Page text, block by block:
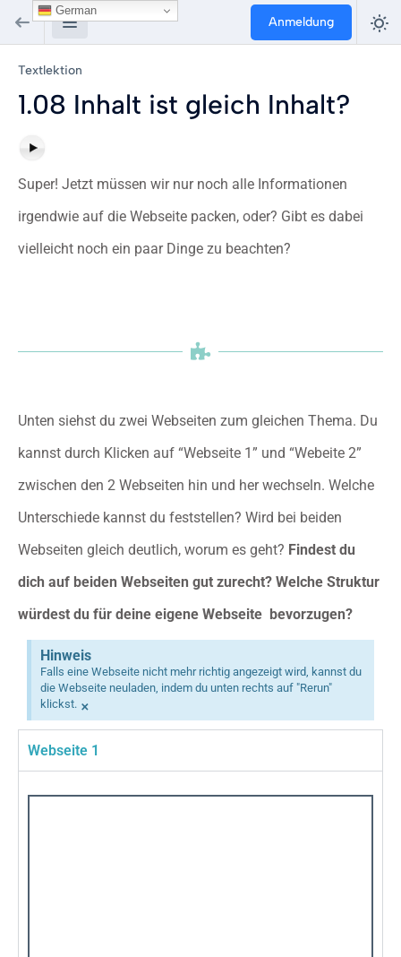
Anmeldung
Textlektion
1.08 Inhalt ist gleich Inhalt?
Super! Jetzt müssen wir nur noch alle Informationen
irgendwie auf die Webseite packen, oder? Gibt es dabei
vielleicht noch ein paar Dinge zu beachten?
Unten siehst du zwei Webseiten zum gleichen Thema. Du
kannst durch Klicken auf “Webseite 1” und “Webeite 2”
zwischen den 2 Webseiten hin und her wechseln. Welche
Unterschiede kannst du feststellen? Wird bei beiden
Webseiten gleich deutlich, worum es geht? Findest du
dich auf beiden Webseiten gut zurecht? Welche Struktur
würdest du für deine eigene Webseite bevorzugen?
Hinweis
Falls eine Webseite nicht mehr richtig angezeigt wird, kannst du
die Webseite neuladen, indem du unten rechts auf "Rerun"
klickst. ×
Webseite 1
German